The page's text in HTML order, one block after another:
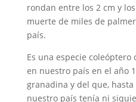
rondan entre los 2 cm y
muerte de miles de
país.
Es una especie
en nuestro país en el año
granadina y del que,
nuestro país tenía ni